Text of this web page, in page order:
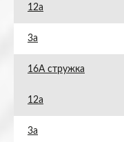
12а
3а
16А стружка
12а
3а